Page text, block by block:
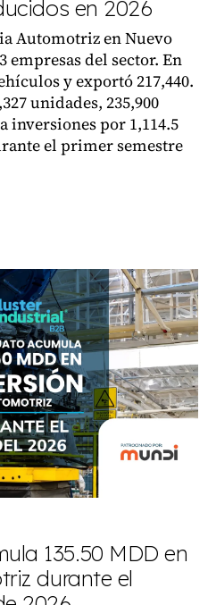
en 2026
Automotriz en Nuevo
empresas del sector. En
y exportó 217,440.
unidades, 235,900
inversiones por 1,114.5
el primer semestre
135.50 MDD en
durante el